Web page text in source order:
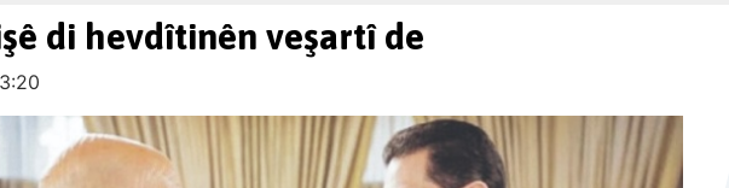
di hevdîtinên veşartî de